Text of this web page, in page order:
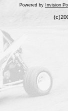
Powered by Invision